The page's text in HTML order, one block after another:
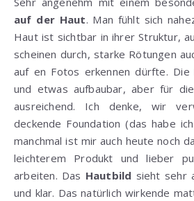
auf der Haut. Man fühlt sich
Haut ist sichtbar in ihrer Struktur,
scheinen durch, starke Rötungen
auf en Fotos erkennen dürfte. Die
und etwas aufbaubar, aber für
ausreichend. Ich denke, wir
deckende Foundation (das habe
manchmal ist mir auch heute noch
leichterem Produkt und lieber
arbeiten. Das Hautbild sieht sehr
und klar. Das natürlich wirkende